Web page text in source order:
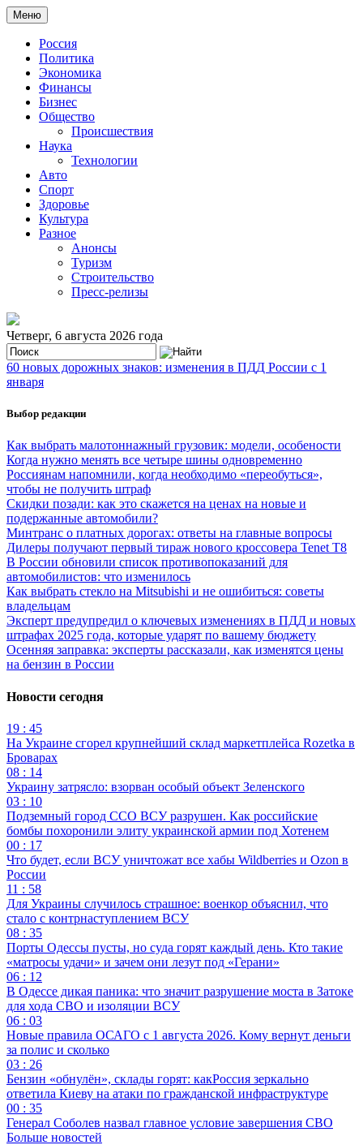
Меню
Россия
Политика
Экономика
Финансы
Бизнес
Общество
Происшествия
Наука
Технологии
Авто
Спорт
Здоровье
Культура
Разное
Анонсы
Туризм
Строительство
Пресс-релизы
Четверг, 6 августа 2026 года
60 новых дорожных знаков: изменения в ПДД России с 1
января
Выбор редакции
Как выбрать малотоннажный грузовик: модели, особености
Когда нужно менять все четыре шины одновременно
Россиянам напомнили, когда необходимо «переобуться»,
чтобы не получить штраф
Скидки позади: как это скажется на ценах на новые и
подержанные автомобили?
Минтранс о платных дорогах: ответы на главные вопросы
Дилеры получают первый тираж нового кроссовера Tenet T8
В России обновили список противопоказаний для
автомобилистов: что изменилось
Как выбрать стекло на Mitsubishi и не ошибиться: советы
владельцам
Эксперт предупредил о ключевых изменениях в ПДД и новых
штрафах 2025 года, которые ударят по вашему бюджету
Осенняя заправка: эксперты рассказали, как изменятся цены
на бензин в России
Новости сегодня
19 : 45
На Украине сгорел крупнейший склад маркетплейса Rozetka в
Броварах
08 : 14
Украину затрясло: взорван особый объект Зеленского
03 : 10
Подземный город ССО ВСУ разрушен. Как российские
бомбы похоронили элиту украинской армии под Хотенем
00 : 17
Что будет, если ВСУ уничтожат все хабы Wildberries и Ozon в
России
11 : 58
Для Украины случилось страшное: военкор объяснил, что
стало с контрнаступлением ВСУ
08 : 35
Порты Одессы пусты, но суда горят каждый день. Кто такие
«матросы удачи» и зачем они лезут под «Герани»
06 : 12
В Одессе дикая паника: что значит разрушение моста в Затоке
для хода СВО и изоляции ВСУ
06 : 03
Новые правила ОСАГО с 1 августа 2026. Кому вернут деньги
за полис и сколько
03 : 26
Бензин «обнулён», склады горят: какРоссия зеркально
ответила Киеву на атаки по гражданской инфраструктуре
00 : 35
Генерал Соболев назвал главное условие завершения СВО
Больше новостей